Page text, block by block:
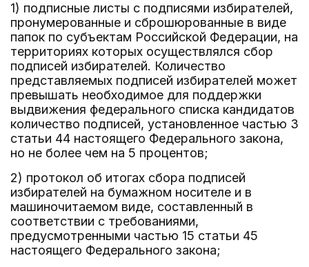
1) подписные листы с подписями избирателей,
пронумерованные и сброшюрованные в виде
папок по субъектам Российской Федерации, на
территориях которых осуществлялся сбор
подписей избирателей. Количество
представляемых подписей избирателей может
превышать необходимое для поддержки
выдвижения федерального списка кандидатов
количество подписей, установленное частью 3
статьи 44 настоящего Федерального закона,
но не более чем на 5 процентов;
2) протокол об итогах сбора подписей
избирателей на бумажном носителе и в
машиночитаемом виде, составленный в
соответствии с требованиями,
предусмотренными частью 15 статьи 45
настоящего Федерального закона;